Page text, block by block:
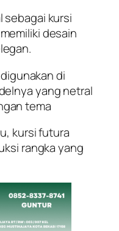
sebagai kursi
desain
di
yang netral
tema
kursi futura
rangka yang